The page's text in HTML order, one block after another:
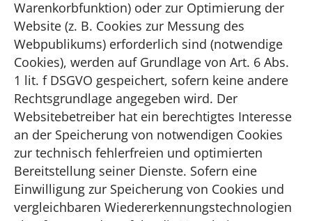
Warenkorbfunktion) oder zur Optimierung der
Website (z. B. Cookies zur Messung des
Webpublikums) erforderlich sind (notwendige
Cookies), werden auf Grundlage von Art. 6 Abs.
1 lit. f DSGVO gespeichert, sofern keine andere
Rechtsgrundlage angegeben wird. Der
Websitebetreiber hat ein berechtigtes Interesse
an der Speicherung von notwendigen Cookies
zur technisch fehlerfreien und optimierten
Bereitstellung seiner Dienste. Sofern eine
Einwilligung zur Speicherung von Cookies und
vergleichbaren Wiedererkennungstechnologien